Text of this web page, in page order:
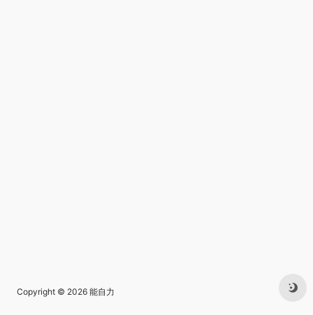
Copyright © 2026 能自力